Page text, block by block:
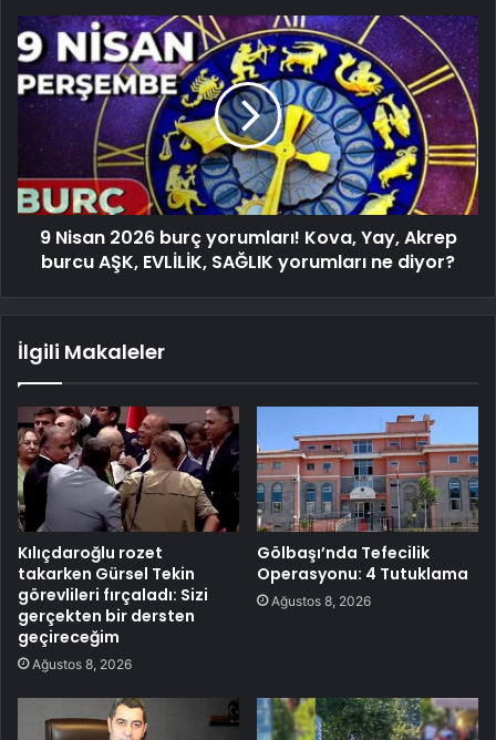
9 Nisan 2026 burç yorumları! Kova, Yay, Akrep
burcu AŞK, EVLİLİK, SAĞLIK yorumları ne diyor?
İlgili Makaleler
Kılıçdaroğlu rozet
takarken Gürsel Tekin
görevlileri fırçaladı: Sizi
gerçekten bir dersten
geçireceğim
Ağustos 8, 2026
Gölbaşı’nda Tefecilik
Operasyonu: 4 Tutuklama
Ağustos 8, 2026